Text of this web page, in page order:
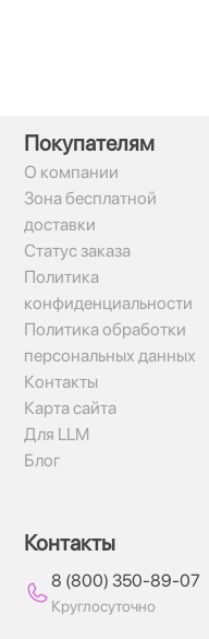
Покупателям
О компании
Зона бесплатной
доставки
Статус заказа
Политика
конфиденциальности
Политика обработки
персональных данных
Контакты
Карта сайта
Для LLM
Блог
Контакты
8 (800) 350-89-07
Круглосуточно